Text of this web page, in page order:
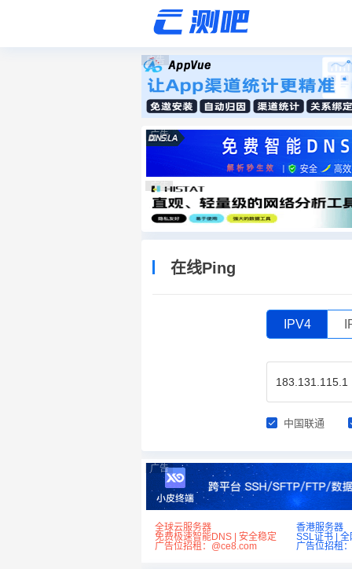
广告
广告
广告
在线Ping
IPV4
中国联通
广告
全球云服务器
香港服务器
免费极速智能DNS | 安全稳定
SSL证书 |
广告位招租：@ce8.com
广告位招租